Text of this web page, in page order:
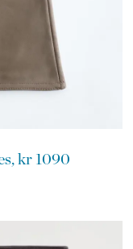
kr 1090